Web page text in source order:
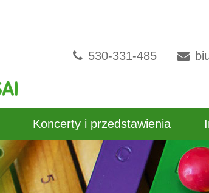
530-331-485
Koncerty i przedstawienia